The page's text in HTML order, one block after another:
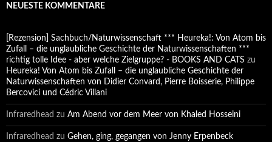
NEUESTE KOMMENTARE
[Rezension] Sachbuch/Naturwissenschaft *** Heureka!: Von Atom bis
Zufall – die unglaubliche Geschichte der Naturwissenschaften ***
richtig tolle Idee - aber welche Zielgruppe? - BOOKS AND CATS zu
Heureka! Von Atom bis Zufall – die unglaubliche Geschichte der
Naturwissenschaften von Didier Convard, Pierre Boisserie, Philippe
Bercovici und Cédric Villani
Infraredhead zu Am Abend vor dem Meer von Khaled Hosseini
Infraredhead zu Gehen, ging, gegangen von Jenny Erpenbeck